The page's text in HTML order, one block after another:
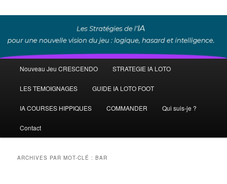
principal
Aller
au
contenu
Aller
au
contenu
Nouveau Jeu CRESCENDO STRATEGIE IA LOTO
LES TEMOIGNAGES GUIDE IA LOTO FOOT
IA COURSES HIPPIQUES COMMANDER Qui suis-je ?
Contact
ARCHIVES PAR MOT-CLÉ :BAR